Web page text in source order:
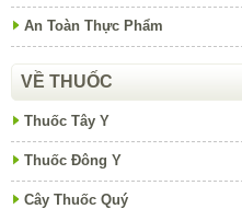
An Toàn Thực Phẩm
VỀ THUỐC
Thuốc Tây Y
Thuốc Đông Y
Cây Thuốc Quý